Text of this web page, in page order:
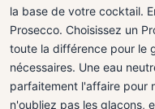
la base de votre cocktail.
Prosecco. Choisissez un
toute la différence pour le
nécessaires. Une eau
parfaitement l'affaire pour
n'oubliez pas les glaçons,